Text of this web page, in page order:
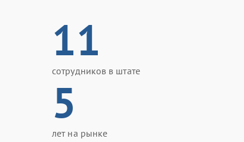
11
сотрудников в штате
5
лет на рынке